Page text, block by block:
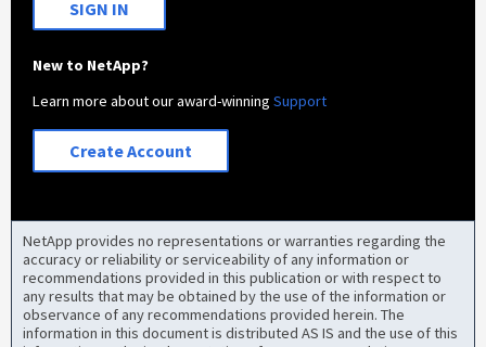
SIGN IN
New to NetApp?
Learn more about our award-winningSupport
Create Account
NetApp provides no representations or warranties regarding the
accuracy or reliability or serviceability of any information or
recommendations provided in this publication or with respect to
any results that may be obtained by the use of the information or
observance of any recommendations provided herein. The
information in this document is distributed AS IS and the use of this